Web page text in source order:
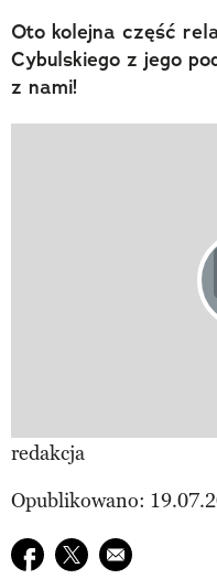
Oto kolejna część
Cybulskiego z jego
z nami!
redakcja
Opublikowano:
Udostępnij na facebook
Udostępnij na
E-mail do